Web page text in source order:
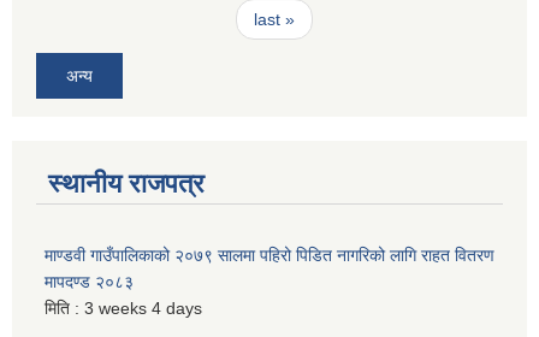
last »
अन्य
स्थानीय राजपत्र
माण्डवी गाउँपालिकाको २०७९ सालमा पहिरो पिडित नागरिको लागि राहत वितरण
मापदण्ड २०८३
मिति : 3 weeks 4 days